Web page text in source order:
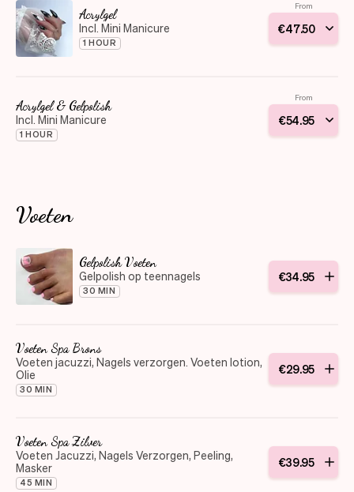
Acrylgel
Incl. Mini Manicure
1 HOUR
From
€47.50
Acrylgel & Gelpolish
Incl. Mini Manicure
1 HOUR
From
€54.95
Voeten
Gelpolish Voeten
Gelpolish op teennagels
30 MIN
€34.95
Voeten Spa Brons
Voeten jacuzzi, Nagels verzorgen. Voeten lotion,
Olie
30 MIN
€29.95
Voeten Spa Zilver
Voeten Jacuzzi, Nagels Verzorgen, Peeling,
Masker
45 MIN
€39.95